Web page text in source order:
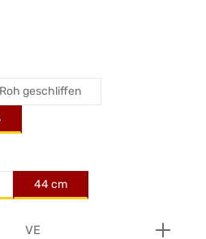
Roh geschliffen
44 cm
den gewünschten Wert
VE